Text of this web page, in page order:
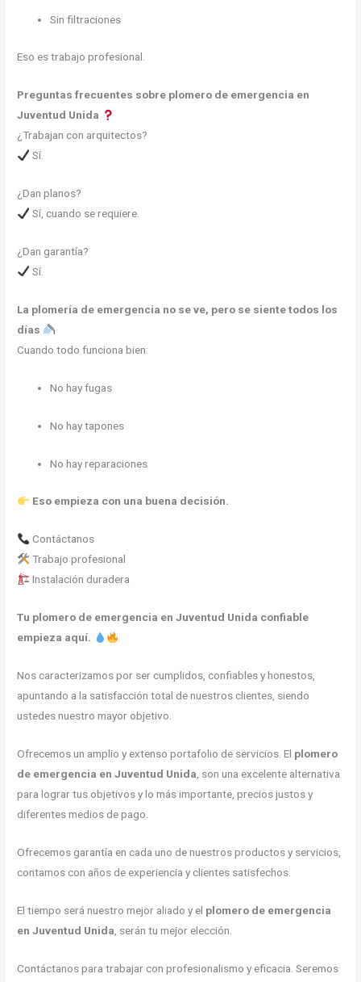
Sin filtraciones
Eso es trabajo profesional.
Preguntas frecuentes sobre plomero de emergencia en
Juventud Unida
¿Trabajan con arquitectos?
Sí.
¿Dan planos?
Sí, cuando se requiere.
¿Dan garantía?
Sí.
La plomería de emergencia no se ve, pero se siente todos los
días
Cuando todo funciona bien:
No hay fugas
No hay tapones
No hay reparaciones
Eso empieza con una buena decisión.
Contáctanos
Trabajo profesional
Instalación duradera
Tu plomero de emergencia en Juventud Unida confiable
empieza aquí.
Nos caracterizamos por ser cumplidos, confiables y honestos,
apuntando a la satisfacción total de nuestros clientes, siendo
ustedes nuestro mayor objetivo.
Ofrecemos un amplio y extenso portafolio de servicios. El plomero
de emergencia en Juventud Unida , son una excelente alternativa
para lograr tus objetivos y lo más importante, precios justos y
diferentes medios de pago.
Ofrecemos garantía en cada uno de nuestros productos y servicios,
contamos con años de experiencia y clientes satisfechos.
El tiempo será nuestro mejor aliado y el plomero de emergencia
en Juventud Unida , serán tu mejor elección.
Contáctanos para trabajar con profesionalismo y eficacia. Seremos